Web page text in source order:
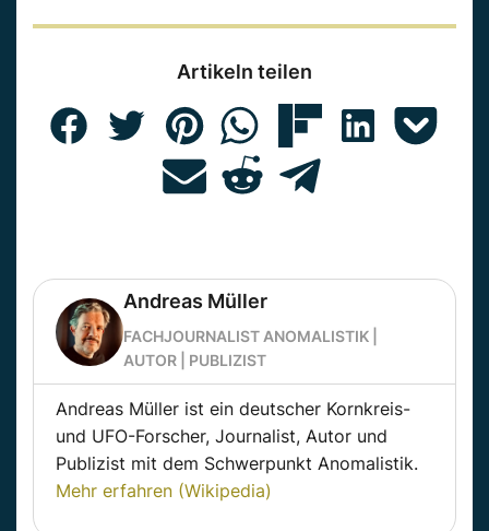
Artikeln teilen
Andreas Müller
FACHJOURNALIST ANOMALISTIK |
AUTOR | PUBLIZIST
Andreas Müller ist ein deutscher Kornkreis-
und UFO-Forscher, Journalist, Autor und
Publizist mit dem Schwerpunkt Anomalistik.
Mehr erfahren (Wikipedia)